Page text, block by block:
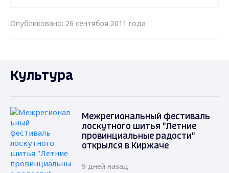
Опубликовано: 26 сентября 2011 года
Культура
Межрегиональный фестиваль
лоскутного шитья "Летние
провинциальные радости"
открылся в Киржаче
9 дней назад